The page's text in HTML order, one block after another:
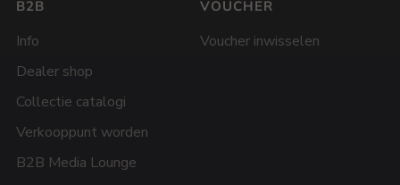
B2B
Info
Dealer shop
Collectie catalogi
Verkooppunt worden
B2B Media Lounge
VOUCHER
Voucher inwisselen